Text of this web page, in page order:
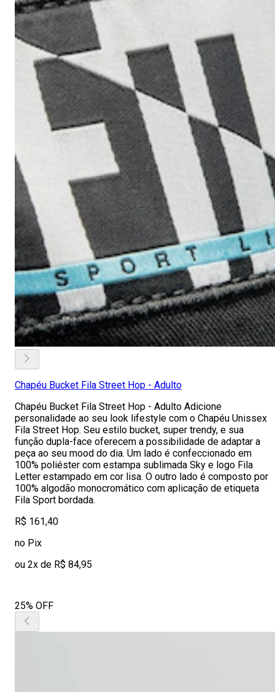
Chapéu Bucket Fila Street Hop - Adulto
Chapéu Bucket Fila Street Hop - Adulto Adicione
personalidade ao seu look lifestyle com o Chapéu Unissex
Fila Street Hop. Seu estilo bucket, super trendy, e sua
função dupla-face oferecem a possibilidade de adaptar a
peça ao seu mood do dia. Um lado é confeccionado em
100% poliéster com estampa sublimada Sky e logo Fila
Letter estampado em cor lisa. O outro lado é composto por
100% algodão monocromático com aplicação de etiqueta
Fila Sport bordada.
R$ 161,40
no Pix
ou 2x de R$ 84,95
25% OFF